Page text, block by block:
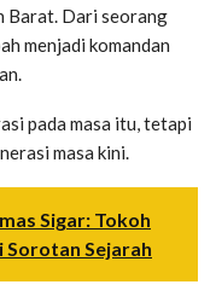
Barat. Dari seorang
menjadi komandan
pada masa itu, tetapi
masa kini.
Sigar: Tokoh
Sorotan Sejarah